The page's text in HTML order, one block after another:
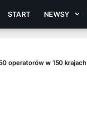
START NEWSY
operatorów w 150 krajach